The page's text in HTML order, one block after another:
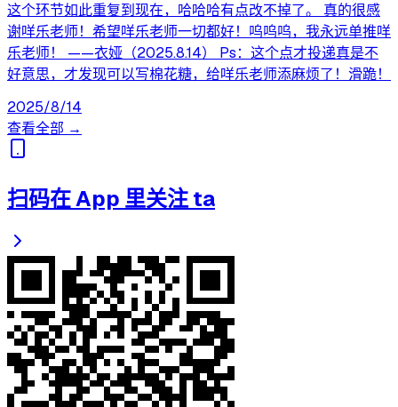
这个环节如此重复到现在，哈哈哈有点改不掉了。 真的很感
谢咩乐老师！希望咩乐老师一切都好！呜呜呜，我永远单推咩
乐老师！ ——衣娅（2025.8.14） Ps：这个点才投递真是不
好意思，才发现可以写棉花糖，给咩乐老师添麻烦了！滑跪！
2025/8/14
查看全部 →
扫码在 App 里关注 ta